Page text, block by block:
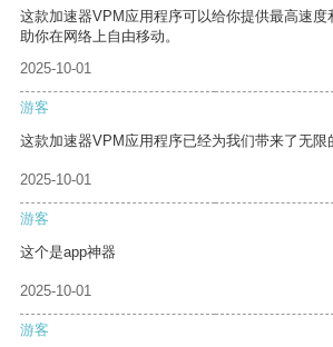
这款加速器VPM应用程序可以给你提供最高速度
助你在网络上自由移动。
2025-10-01
游客
这款加速器VPM应用程序已经为我们带来了无限
2025-10-01
游客
这个是app神器
2025-10-01
游客